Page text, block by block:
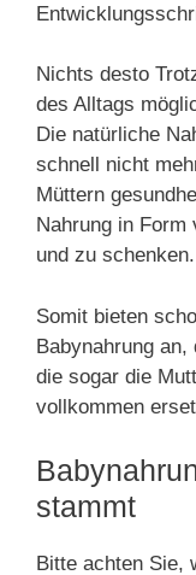
Nichts desto
des Alltags
Die natürliche
schnell nicht
Müttern
Nahrung in Form
und zu schenken.
Somit bieten
Babynahrung
die sogar die
vollkommen
stammt
Bitte achten Sie,